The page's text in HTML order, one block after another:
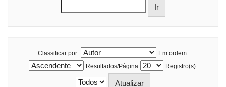
Classificar por:
Em ordem:
Resultados/Página
Registro(s):